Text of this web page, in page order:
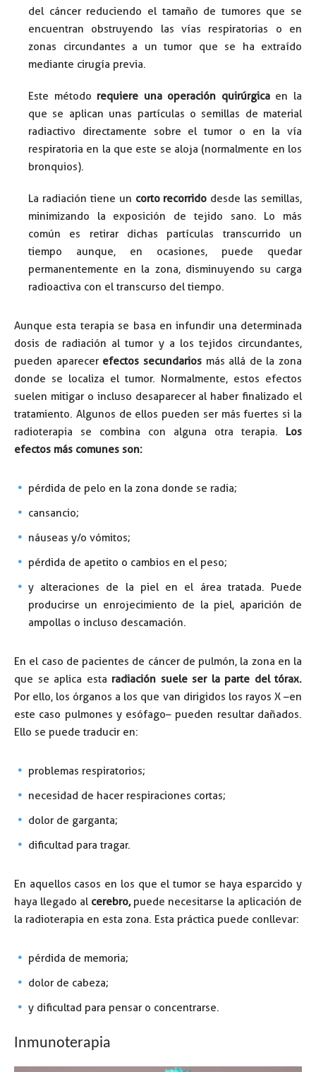
del cáncer reduciendo el tamaño de tumores que se
encuentran obstruyendo las vías respiratorias o en
zonas circundantes a un tumor que se ha extraído
mediante cirugía previa.
Este método requiere una operación quirúrgicaen la
que se aplican unas partículas o semillas de material
radiactivo directamente sobre el tumor o en la vía
respiratoria en la que este se aloja (normalmente en los
bronquios).
La radiación tiene un corto recorrido desde las semillas,
minimizando la exposición de tejido sano. Lo más
común es retirar dichas partículas transcurrido un
tiempo aunque, en ocasiones, puede quedar
permanentemente en la zona, disminuyendo su carga
radioactiva con el transcurso del tiempo.
Aunque esta terapia se basa en infundir una determinada
dosis de radiación al tumor y a los tejidos circundantes,
pueden aparecer efectos secundariosmás allá de la zona
donde se localiza el tumor. Normalmente, estos efectos
suelen mitigar o incluso desaparecer al haber finalizado el
tratamiento. Algunos de ellos pueden ser más fuertes si la
radioterapia se combina con alguna otra terapia. Los
efectos más comunes son:
pérdida de pelo en la zona donde se radia;
cansancio;
náuseas y/o vómitos;
pérdida de apetito o cambios en el peso;
y alteraciones de la piel en el área tratada. Puede
producirse un enrojecimiento de la piel, aparición de
ampollas o incluso descamación.
En el caso de pacientes de cáncer de pulmón, la zona en la
que se aplica esta radiación suele ser la parte del tórax.
Por ello, los órganos a los que van dirigidos los rayos X –en
este caso pulmones y esófago– pueden resultar dañados.
Ello se puede traducir en:
problemas respiratorios;
necesidad de hacer respiraciones cortas;
dolor de garganta;
dificultad para tragar.
En aquellos casos en los que el tumor se haya esparcido y
haya llegado al cerebro,puede necesitarse la aplicación de
la radioterapia en esta zona. Esta práctica puede conllevar:
pérdida de memoria;
dolor de cabeza;
y dificultad para pensar o concentrarse.
INMUNOTERAPIA
Inmunoterapia